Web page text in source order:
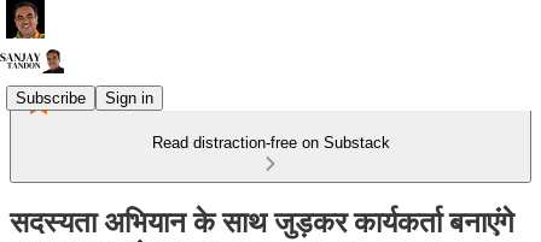
Subscribe Sign in
Read distraction-free on Substack
सदस्यता अभियान के साथ जुड़कर कार्यकर्ता बनाएंगे